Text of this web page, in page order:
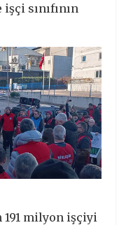
sınıfının
191 milyon işçiyi